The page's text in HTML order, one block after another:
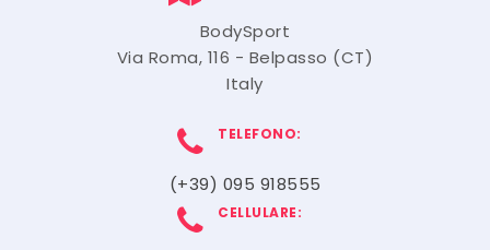
BodySport
Via Roma, 116 - Belpasso (CT)
Italy
TELEFONO:
(+39) 095 918555
CELLULARE: